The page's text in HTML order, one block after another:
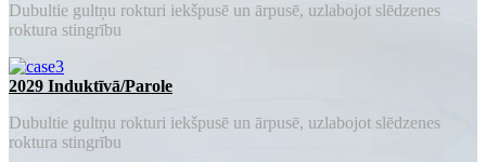
Dubultie gultņu rokturi iekšpusē un ārpusē, uzlabojot slēdzenes
roktura stingrību
2029 Induktīvā/Parole
Dubultie gultņu rokturi iekšpusē un ārpusē, uzlabojot slēdzenes
roktura stingrību